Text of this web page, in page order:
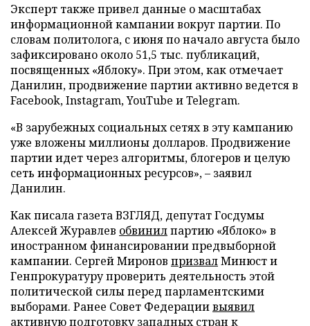
Эксперт также привел данные о масштабах
информационной кампании вокруг партии. По
словам политолога, с июня по начало августа было
зафиксировано около 51,5 тыс. публикаций,
посвященных «Яблоку». При этом, как отмечает
Данилин, продвижение партии активно ведется в
Facebook, Instagram, YouTube и Telegram.
«В зарубежных социальных сетях в эту кампанию
уже вложены миллионы долларов. Продвижение
партии идет через алгоритмы, блогеров и целую
сеть информационных ресурсов», – заявил
Данилин.
Как писала газета ВЗГЛЯД, депутат Госдумы
Алексей Журавлев обвинилпартию «Яблоко» в
иностранном финансировании предвыборной
кампании. Сергей Миронов призвалМинюст и
Генпрокуратуру проверить деятельность этой
политической силы перед парламентскими
выборами. Ранее Совет Федерациивыявил
активную подготовку западных стран к